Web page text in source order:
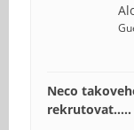
Neco
rekrutovat…..